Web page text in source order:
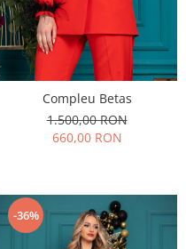
Compleu Betas
1.500,00 RON
660,00 RON
-36%